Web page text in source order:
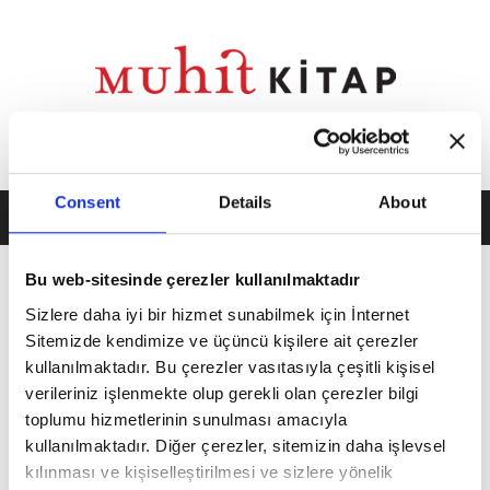
Consent Details About
Bu web-sitesinde çerezler kullanılmaktadır
Sizlere daha iyi bir hizmet sunabilmek için İnternet
Sitemizde kendimize ve üçüncü kişilere ait çerezler
kullanılmaktadır. Bu çerezler vasıtasıyla çeşitli kişisel
verileriniz işlenmekte olup gerekli olan çerezler bilgi
toplumu hizmetlerinin sunulması amacıyla
kullanılmaktadır. Diğer çerezler, sitemizin daha işlevsel
kılınması ve kişiselleştirilmesi ve sizlere yönelik
Mehmet Aycı Ankara Kitap
Fuarı'nda Okurlarıyla
Buluşuyor...